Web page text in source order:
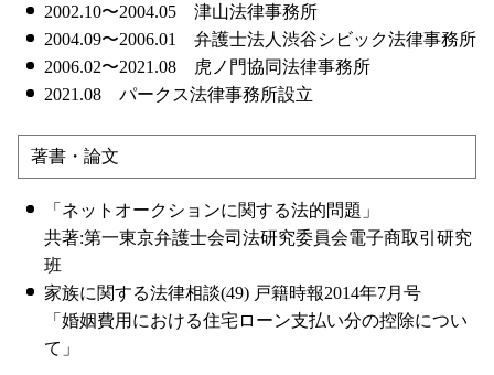
2002.10〜2004.05 津山法律事務所
2004.09〜2006.01 弁護士法人渋谷シビック法律事務所
2006.02〜2021.08 虎ノ門協同法律事務所
2021.08 パークス法律事務所設立
著書・論文
「ネットオークションに関する法的問題」
共著:第一東京弁護士会司法研究委員会電子商取引研究
班
家族に関する法律相談(49) 戸籍時報2014年7月号
「婚姻費用における住宅ローン支払い分の控除につい
て」